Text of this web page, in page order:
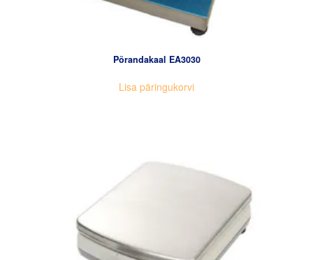
Põrandakaal EA3030
Lisa päringukorvi